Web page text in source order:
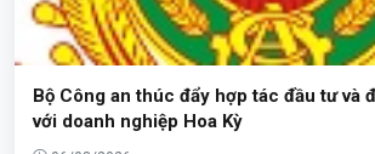
Bộ Công an thúc đẩy hợp tác đầu tư và
với doanh nghiệp Hoa Kỳ